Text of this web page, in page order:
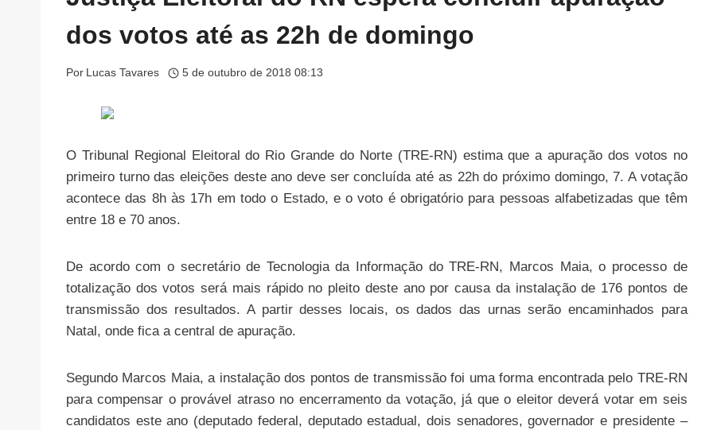
dos votos até as 22h de domingo
Por Lucas Tavares 5 de outubro de 2018 08:13
O Tribunal Regional Eleitoral do Rio Grande do Norte (TRE-RN) estima que a apuração dos votos no
primeiro turno das eleições deste ano deve ser concluída até as 22h do próximo domingo, 7. A votação
acontece das 8h às 17h em todo o Estado, e o voto é obrigatório para pessoas alfabetizadas que têm
entre 18 e 70 anos.
De acordo com o secretário de Tecnologia da Informação do TRE-RN, Marcos Maia, o processo de
totalização dos votos será mais rápido no pleito deste ano por causa da instalação de 176 pontos de
transmissão dos resultados. A partir desses locais, os dados das urnas serão encaminhados para
Natal, onde fica a central de apuração.
Segundo Marcos Maia, a instalação dos pontos de transmissão foi uma forma encontrada pelo TRE-RN
para compensar o provável atraso no encerramento da votação, já que o eleitor deverá votar em seis
candidatos este ano (deputado federal, deputado estadual, dois senadores, governador e presidente –